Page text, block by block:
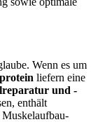
Wenn es um
liefern eine
und -
enthält
Muskelaufbau-